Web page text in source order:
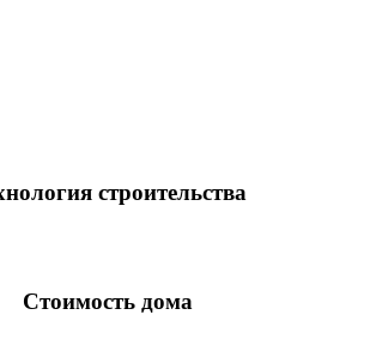
строительства
Стоимость дома